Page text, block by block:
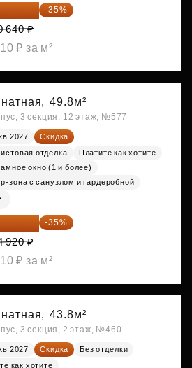
416 ₽ -35%
640 ₽
₽ за м²
49.8м²
3 секция, 12 этаж, №577
2027
Скидка
отделка
Платите как хотите
окно (1 и более)
зона с санузлом и гардеробной
698 ₽ -35%
920 ₽
₽ за м²
43.8м²
3 секция, 2 этаж, №460
2027 Скидка
Без отделки
как хотите